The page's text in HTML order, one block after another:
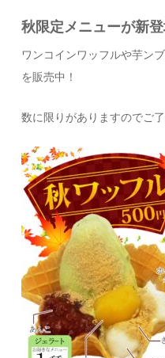
秋限定メニューが新登
ワンコインワッフルや芋ン
を販売中！
数に限りがありますのでご了